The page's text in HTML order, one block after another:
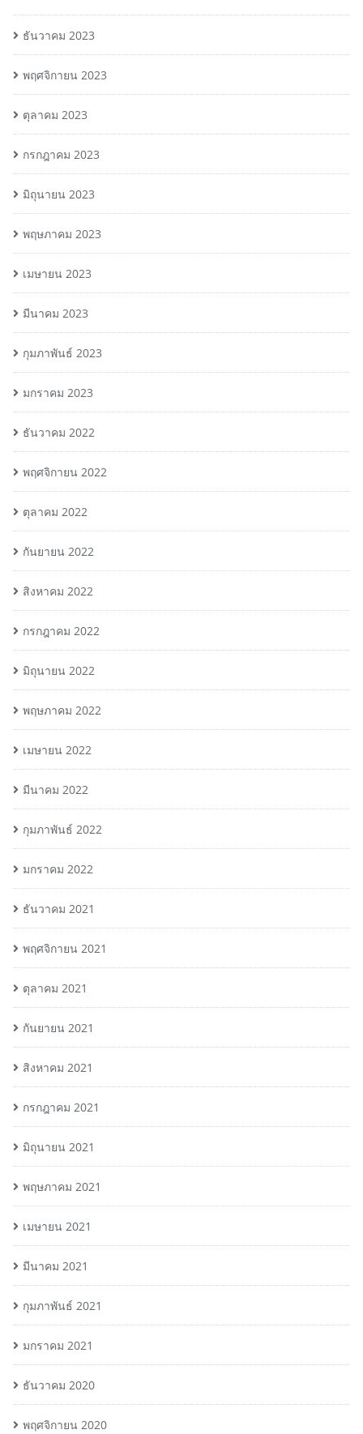
ธันวาคม 2023
พฤศจิกายน 2023
ตุลาคม 2023
กรกฎาคม 2023
มิถุนายน 2023
พฤษภาคม 2023
เมษายน 2023
มีนาคม 2023
กุมภาพันธ์ 2023
มกราคม 2023
ธันวาคม 2022
พฤศจิกายน 2022
ตุลาคม 2022
กันยายน 2022
สิงหาคม 2022
กรกฎาคม 2022
มิถุนายน 2022
พฤษภาคม 2022
เมษายน 2022
มีนาคม 2022
กุมภาพันธ์ 2022
มกราคม 2022
ธันวาคม 2021
พฤศจิกายน 2021
ตุลาคม 2021
กันยายน 2021
สิงหาคม 2021
กรกฎาคม 2021
มิถุนายน 2021
พฤษภาคม 2021
เมษายน 2021
มีนาคม 2021
กุมภาพันธ์ 2021
มกราคม 2021
ธันวาคม 2020
พฤศจิกายน 2020